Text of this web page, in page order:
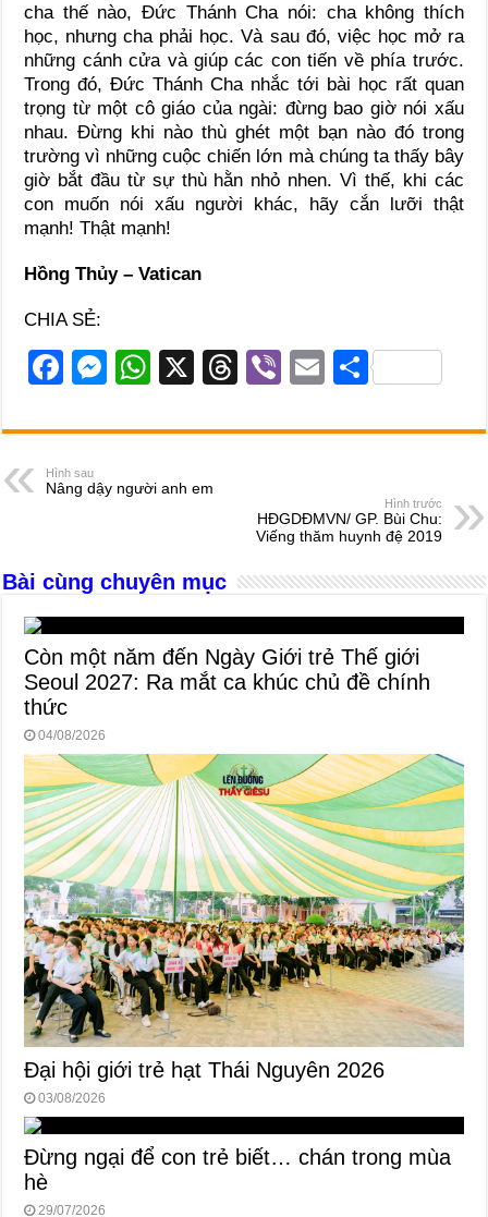
cha thế nào, Đức Thánh Cha nói: cha không thích
học, nhưng cha phải học. Và sau đó, việc học mở ra
những cánh cửa và giúp các con tiến về phía trước.
Trong đó, Đức Thánh Cha nhắc tới bài học rất quan
trọng từ một cô giáo của ngài: đừng bao giờ nói xấu
nhau. Đừng khi nào thù ghét một bạn nào đó trong
trường vì những cuộc chiến lớn mà chúng ta thấy bây
giờ bắt đầu từ sự thù hằn nhỏ nhen. Vì thế, khi các
con muốn nói xấu người khác, hãy cắn lưỡi thật
mạnh! Thật mạnh!
Hồng Thủy – Vatican
CHIA SẺ:
F
c
e
b
o
k
M
ss
n
er
W
at
A
p
X
T
e
Vi
er
E
ail
S
ar
Hình sau
Nâng dậy người anh em
Hình trước
HĐGDĐMVN/ GP. Bùi Chu:
Viếng thăm huynh đệ 2019
Bài cùng chuyên mục
Còn một năm đến Ngày Giới trẻ Thế giới
Seoul 2027: Ra mắt ca khúc chủ đề chính
thức
04/08/2026
Đại hội giới trẻ hạt Thái Nguyên 2026
03/08/2026
Đừng ngại để con trẻ biết… chán trong mùa
hè
29/07/2026